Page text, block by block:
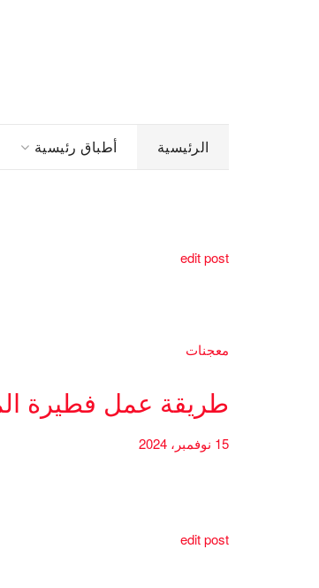
الرئيسية أطباق رئيسية
edit post
معجنات
طريقة عمل فطيرة
15 نوفمبر، 2024
edit post